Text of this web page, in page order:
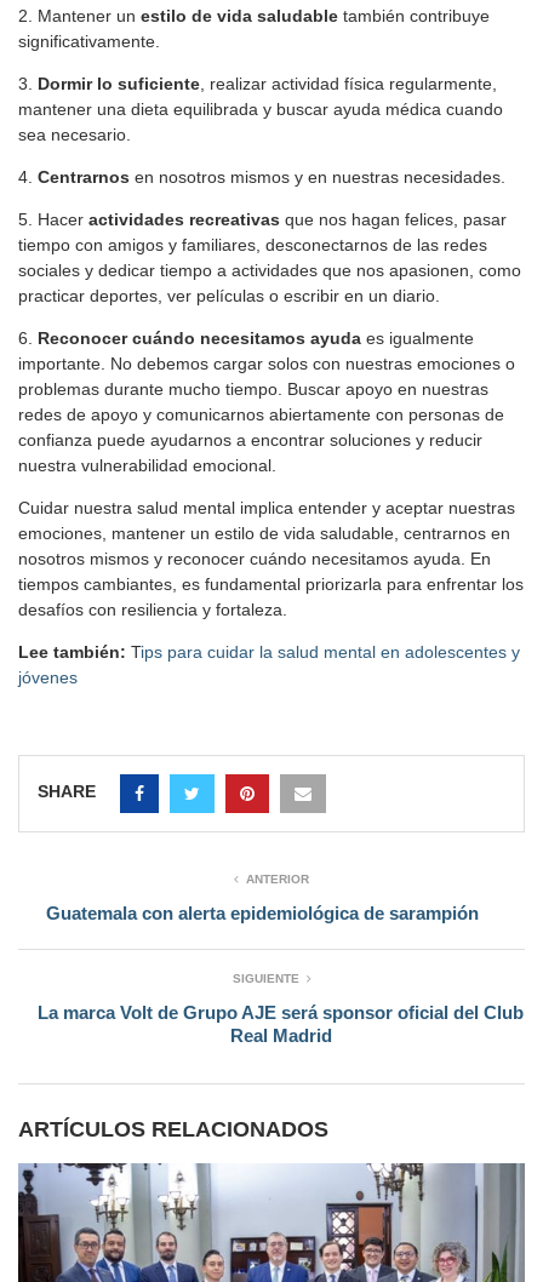
2. Mantener un estilo de vida saludable también contribuye
significativamente.
3. Dormir lo suficiente , realizar actividad física regularmente,
mantener una dieta equilibrada y buscar ayuda médica cuando
sea necesario.
4. Centrarnos en nosotros mismos y en nuestras necesidades.
5. Hacer actividades recreativas que nos hagan felices, pasar
tiempo con amigos y familiares, desconectarnos de las redes
sociales y dedicar tiempo a actividades que nos apasionen, como
practicar deportes, ver películas o escribir en un diario.
6. Reconocer cuándo necesitamos ayuda es igualmente
importante. No debemos cargar solos con nuestras emociones o
problemas durante mucho tiempo. Buscar apoyo en nuestras
redes de apoyo y comunicarnos abiertamente con personas de
confianza puede ayudarnos a encontrar soluciones y reducir
nuestra vulnerabilidad emocional.
Cuidar nuestra salud mental implica entender y aceptar nuestras
emociones, mantener un estilo de vida saludable, centrarnos en
nosotros mismos y reconocer cuándo necesitamos ayuda. En
tiempos cambiantes, es fundamental priorizarla para enfrentar los
desafíos con resiliencia y fortaleza.
Lee también: Tips para cuidar la salud mental en adolescentes y
jóvenes
SHARE
ANTERIOR
Guatemala con alerta epidemiológica de sarampión
SIGUIENTE
La marca Volt de Grupo AJE será sponsor oficial del Club
Real Madrid
ARTÍCULOS RELACIONADOS